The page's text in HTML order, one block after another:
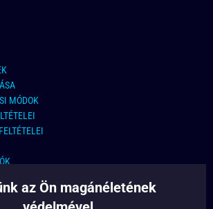
MÓDOK
az Ön magánéletének